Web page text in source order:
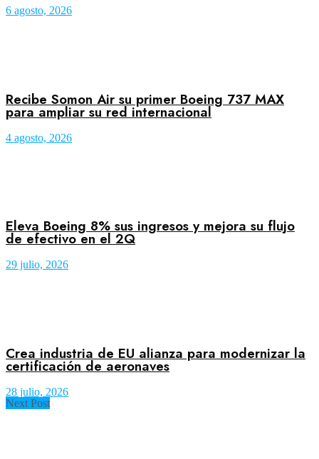
6 agosto, 2026
Recibe Somon Air su primer Boeing 737 MAX
para ampliar su red internacional
4 agosto, 2026
Eleva Boeing 8% sus ingresos y mejora su flujo
de efectivo en el 2Q
29 julio, 2026
Crea industria de EU alianza para modernizar la
certificación de aeronaves
28 julio, 2026
Next Post